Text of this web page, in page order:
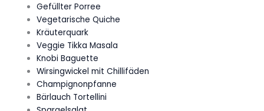
Gefüllter Porree
Vegetarische Quiche
Kräuterquark
Veggie Tikka Masala
Knobi Baguette
Wirsingwickel mit Chillifäden
Champignonpfanne
Bärlauch Tortellini